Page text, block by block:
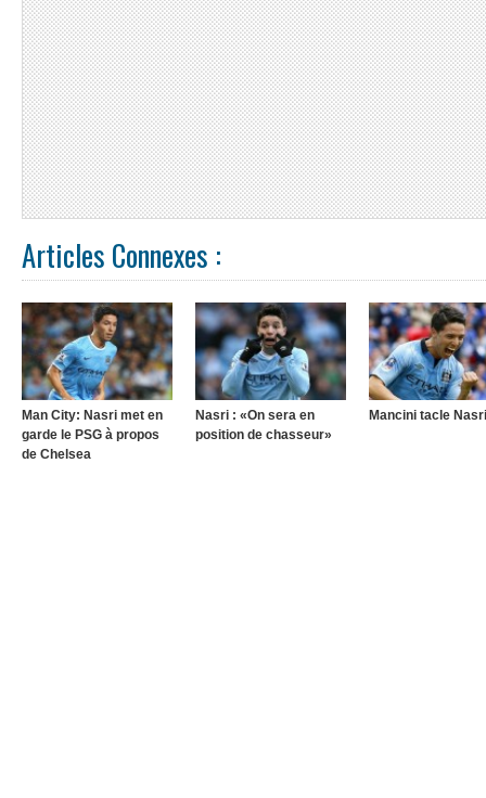
Articles Connexes :
Man City: Nasri met en
garde le PSG à propos
de Chelsea
Nasri : «On sera en
position de chasseur»
Mancini tacle Nasri